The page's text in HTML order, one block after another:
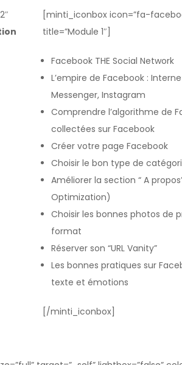
[minti_iconbox icon=”fa-
title=”Module 1″]
Facebook THE Social Network
L’empire de Facebook :
Messenger, Instagram
Comprendre l’algorithme de
collectées sur Facebook
Créer votre page Facebook
Choisir le bon type de
Améliorer la section “ A
Optimization)
Choisir les bonnes photos de
format
Réserver son “URL Vanity”
Les bonnes pratiques sur
texte et émotions
[/minti_iconbox]